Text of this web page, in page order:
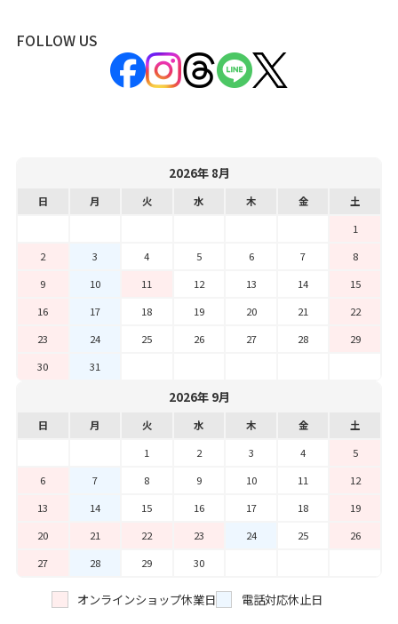
FOLLOW US
2026年 8月
日 月 火 水 木 金
土
1
2
3 4 5 6 7
8
9
10 11 12 13 14
15
16
17 18 19 20 21
22
23
24 25 26 27 28
29
30
31
2026年 9月
日 月 火 水 木 金
土
1
2 3 4
5
6
7 8 9 10 11
12
13
14 15 16 17 18
19
20
21 22 23 24 25
26
27
28 29 30
オンラインショップ休業日 電話対応休止日